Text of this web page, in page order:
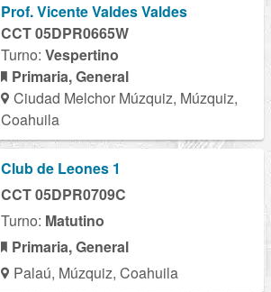
Prof. Vicente Valdes Valdes
CCT 05DPR0665W
Turno: Vespertino
Primaria, General
Ciudad Melchor Múzquiz, Múzquiz,
Coahuila
Club de Leones 1
CCT 05DPR0709C
Turno: Matutino
Primaria, General
Palaú, Múzquiz, Coahuila